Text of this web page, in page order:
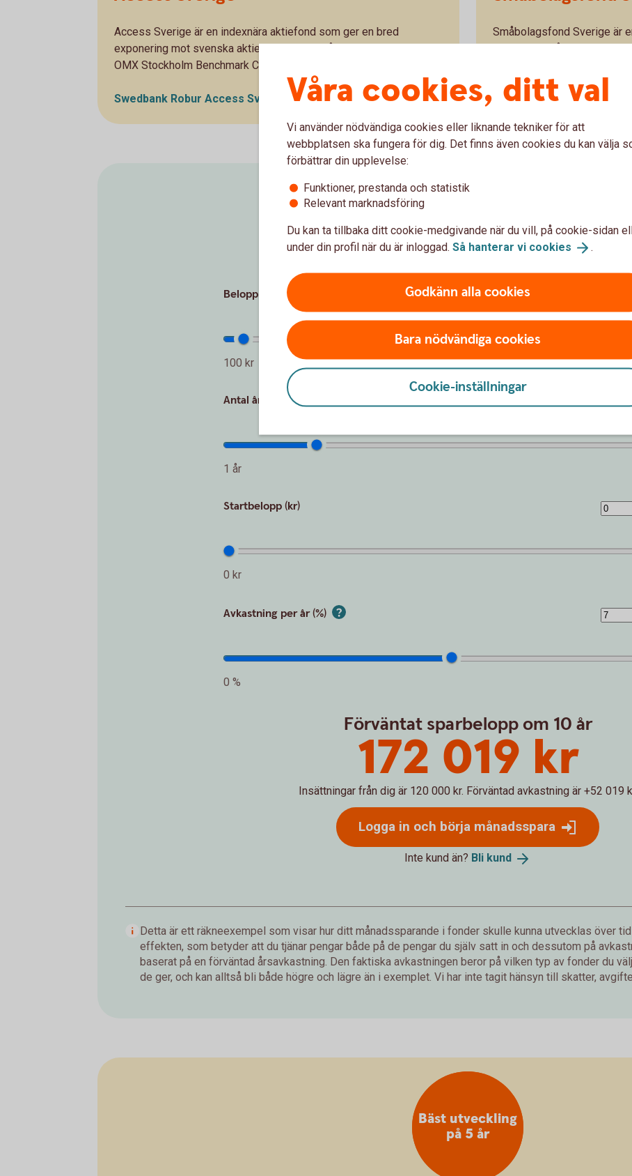
Access Sverige är en indexnära aktiefond som ger en bred
exponering mot svenska aktiemarknaden. Målet är att likna indexet
OMX Stockholm Benchmark Cap Gross.
Swedbank Robur Access Sverige A - seutveckling
Småbolagsfond Sverige är
placerar i små och
tillväxtbolag samt skalbara
Swedbank Robur
Månadsspara i fonder
Det är aldrig försent att börja spara. Även en liten summa kan växa
Belopp per månad (kr)
100 kr
Antal år
1 år
Startbelopp (kr)
0 kr
Avkastning per år (%)
0 %
Förväntat sparbelopp om 10 år
172 019 kr
Insättningar från dig är 120 000 kr. Förväntad avkastning är +52 019
Logga in och börja månadsspara
Inte kund än? Bli kund
Detta är ett räkneexempel som visar hur ditt månadssparande i fonder skulle kunna utvecklas över
effekten, som betyder att du tjänar pengar både på de pengar du själv satt in och dessutom på
baserat på en förväntad årsavkastning. Den faktiska avkastningen beror på vilken typ av fonder du
de ger, och kan alltså bli både högre och lägre än i exemplet. Vi har inte tagit hänsyn till skatter,
Bäst utveckling
på 5 år
Våra cookies, ditt val
Vi använder nödvändiga cookies eller liknande tekniker för att
webbplatsen ska fungera för dig. Det finns även cookies du kan välja
förbättrar din upplevelse:
Funktioner, prestanda och statistik
Relevant marknadsföring
Du kan ta tillbaka ditt cookie-medgivande när du vill, på cookie-sidan
under din profil när du är inloggad. Så hanterar vi cookies .
Godkänn alla cookies
Bara nödvändiga cookies
Cookie-inställningar